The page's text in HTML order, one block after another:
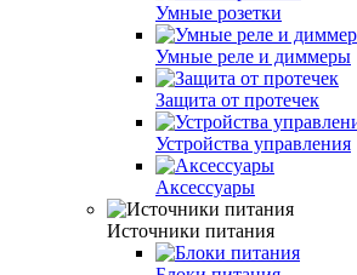
Умные розетки
Умные реле и диммеры
Защита от протечек
Устройства управления
Аксессуары
Источники питания